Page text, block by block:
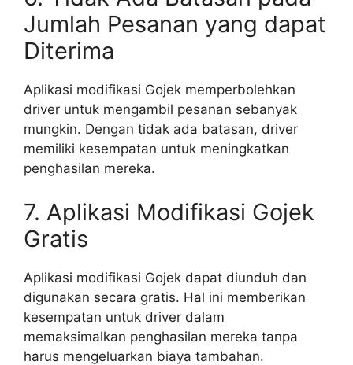
Jumlah Pesanan yang dapat
Diterima
Aplikasi modifikasi Gojek memperbolehkan
driver untuk mengambil pesanan sebanyak
mungkin. Dengan tidak ada batasan, driver
memiliki kesempatan untuk meningkatkan
penghasilan mereka.
7. Aplikasi Modifikasi Gojek
Gratis
Aplikasi modifikasi Gojek dapat diunduh dan
digunakan secara gratis. Hal ini memberikan
kesempatan untuk driver dalam
memaksimalkan penghasilan mereka tanpa
harus mengeluarkan biaya tambahan.